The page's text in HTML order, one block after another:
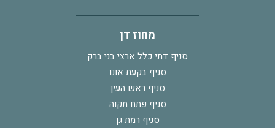
מחוז דן
סניף דתי כלל ארצי בני ברק
סניף בקעת אונו
סניף ראש העין
סניף פתח תקוה
סניף רמת גן